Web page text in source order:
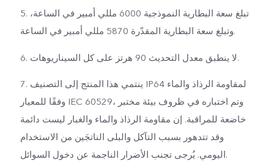
5. تبلغ سعة البطارية النموذجية 6000 مللي أمبير في الساعة،
وتبلغ سعة البطارية المقدّرة 5870 مللي أمبير في الساعة.
6. لا ينطبق معدل التحديث 90 هرتز على كل السيناريوهات.
7. ينتمي هذا المنتج إلى التصنيف IP64 لمقاومة الرذاذ والماء
وفقًا للمعيار IEC 60529، وتم اختباره في ظروف بيئة مختبر
خاضعة للمراقبة. إن مقاومة الرذاذ والماء والغبار ليست دائمة
وقد تتدهور بسبب التآكل والبلى الناتجَين من الاستخدام
اليومي. يُرجى تجنب الأضرار الناجمة عن دخول السوائل.